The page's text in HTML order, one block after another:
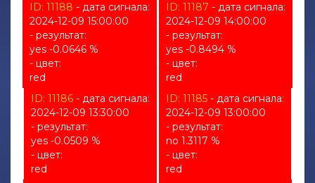
ID: 11188 - дата сигнала:
2024-12-09 15:00:00
- результат:
yes -0.0646 %
- цвет:
red
ID: 11187 - дата сигнала:
2024-12-09 14:00:00
- результат:
yes -0.8494 %
- цвет:
red
ID: 11186- дата сигнала:
2024-12-09 13:30:00
- результат:
yes -0.0509 %
- цвет:
red
ID: 11185 - дата сигнала:
2024-12-09 13:00:00
- результат:
no 1.3117 %
- цвет:
red